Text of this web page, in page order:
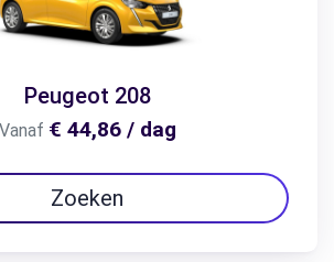
Peugeot 208
Vanaf € 44,86 / dag
Zoeken